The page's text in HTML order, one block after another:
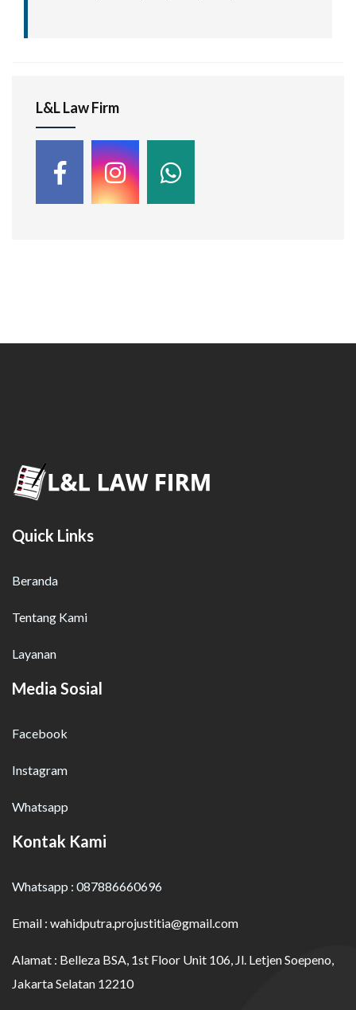
L&L Law Firm
Quick Links
Beranda
Tentang Kami
Layanan
Media Sosial
Facebook
Instagram
Whatsapp
Kontak Kami
Whatsapp : 087886660696
Email : wahidputra.projustitia@gmail.com
Alamat : Belleza BSA, 1st Floor Unit 106, Jl. Letjen Soepeno,
Jakarta Selatan 12210